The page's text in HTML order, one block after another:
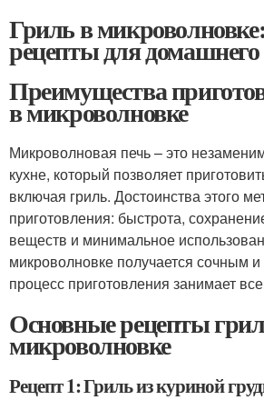
Гриль в
рецепты для домашнего
Преимущества
в микроволновке
Микроволновая печь – это
кухне, который позволяет
включая гриль. Достоинства этого
приготовления: быстрота,
веществ и минимальное
микроволновке получается сочным
процесс приготовления занимает
Основные рецепты
микроволновке
Рецепт 1: Гриль из куриной